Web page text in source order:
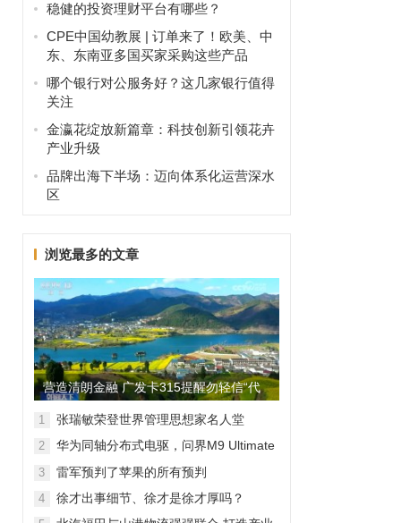
稳健的投资理财平台有哪些？
CPE中国幼教展 | 订单来了！欧美、中
东、东南亚多国买家采购这些产品
哪个银行对公服务好？这几家银行值得
关注
金瀛花绽放新篇章：科技创新引领花卉
产业升级
品牌出海下半场：迈向体系化运营深水
区
浏览最多的文章
营造清朗金融 广发卡315提醒勿轻信“代
理维权”
1 张瑞敏荣登世界管理思想家名人堂
2
华为同轴分布式电驱，问界M9 Ultimate
背后的“车轮思想者”
3 雷军预判了苹果的所有预判
4 徐才出事细节、徐才是徐才厚吗？